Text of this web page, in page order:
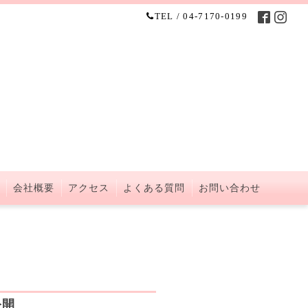
TEL / 04-7170-0199
会社概要 アクセス よくある質問 お問い合わせ